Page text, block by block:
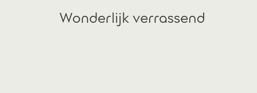
Wonderlijk verrassend